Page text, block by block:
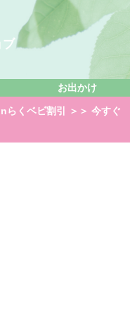
お出かけ
らくベビ割引 ＞＞ 今すぐ